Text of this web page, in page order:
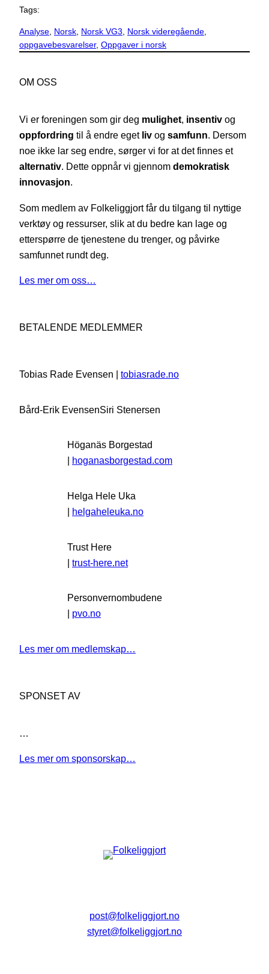
Tags:
Analyse, Norsk, Norsk VG3, Norsk videregående
oppgavebesvarelser, Oppgaver i norsk
OM OSS
Vi er foreningen som gir deg mulighet, insentiv og
oppfordring til å endre eget liv og samfunn. Dersom
noe ikke lar seg endre, sørger vi for at det finnes et
alternativ. Dette oppnår vi gjennom demokratisk
innovasjon.
Som medlem av Folkeliggjort får du tilgang til nyttige
verktøy og ressurser, slik at du bedre kan lage og
etterspørre de tjenestene du trenger, og påvirke
samfunnet rundt deg.
Les mer om oss…
BETALENDE MEDLEMMER
Tobias Rade Evensen | tobiasrade.no
Bård-Erik EvensenSiri Stenersen
Höganäs Borgestad
hoganasborgestad.com
Helga Hele Uka
| helgaheleuka.no
Trust Here
| trust-here.net
Personvernombudene
| pvo.no
Les mer om medlemskap…
SPONSET AV
…
Les mer om sponsorskap…
post@folkeliggjort.no
styret@folkeliggjort.no